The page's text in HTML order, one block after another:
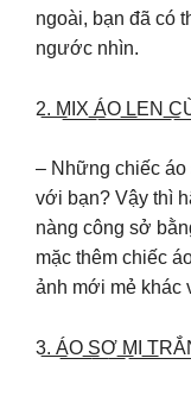
ngoài, bạn đã có
ngước nhìn.
2͟.͟ ͟M͟I͟X͟ ͟Á͟O͟ ͟L͟E͟N͟
– Những chiếc
với bạn? Vậy thì
nàng công sở
mặc thêm chiếc
ảnh mới mẻ khác
3͟.͟ ͟Á͟O͟ ͟S͟Ơ͟ ͟M͟I͟